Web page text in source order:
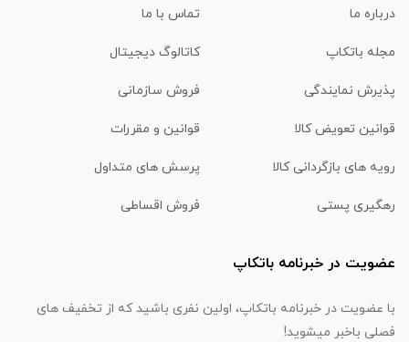
درباره ما تماس با ما
مجله باتکاپ کاتالوگ دیجیتال
پذیرش نمایندگی فروش سازمانی
قوانین تعویض کالا قوانین و مقررات
رویه های بازگردانی کالا پرسش های متداول
رهگیری پستی فروش اقساطی
عضویت در خبرنامه باتکاپ
با عضویت در خبرنامه باتکاپ، اولین نفری باشید که از تخفیف های
فصلی باخبر میشوید!